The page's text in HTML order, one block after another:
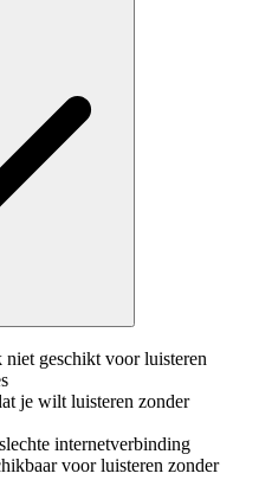
niet geschikt voor luisteren
je wilt luisteren zonder
internetverbinding
voor luisteren zonder